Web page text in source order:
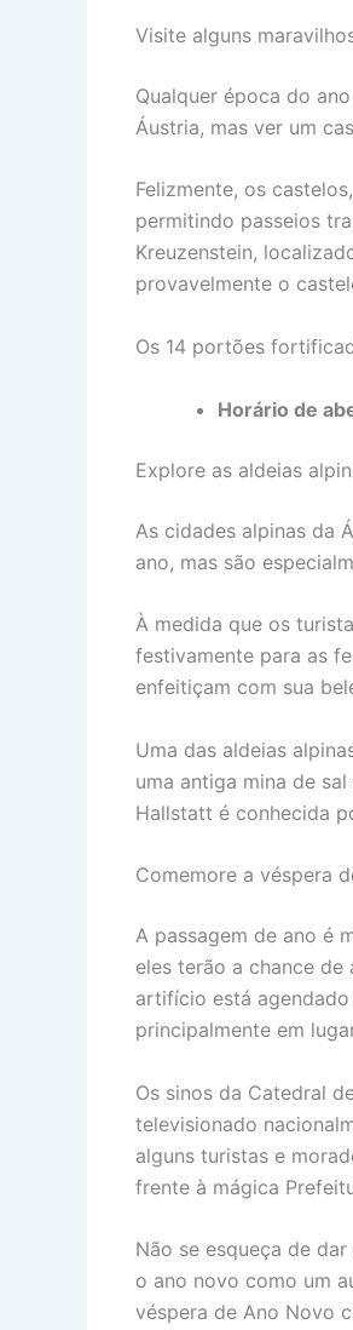
Visite alguns
Qualquer época do
Áustria, mas ver um
Felizmente, os
permitindo passeios
Kreuzenstein,
provavelmente o
Os 14 portões
Horário de
Explore as aldeias
As cidades alpinas da
ano, mas são
À medida que os
festivamente para as
enfeitiçam com sua
Uma das aldeias
uma antiga mina de
Hallstatt é conhecida
Comemore a véspera
A passagem de ano é
eles terão a chance
artifício está
principalmente em
Os sinos da Catedral
televisionado
alguns turistas e
frente à mágica
Não se esqueça de
o ano novo como um
véspera de Ano Novo